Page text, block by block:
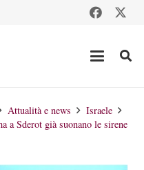
Attualità e news
Israele
a Sderot già suonano le sirene